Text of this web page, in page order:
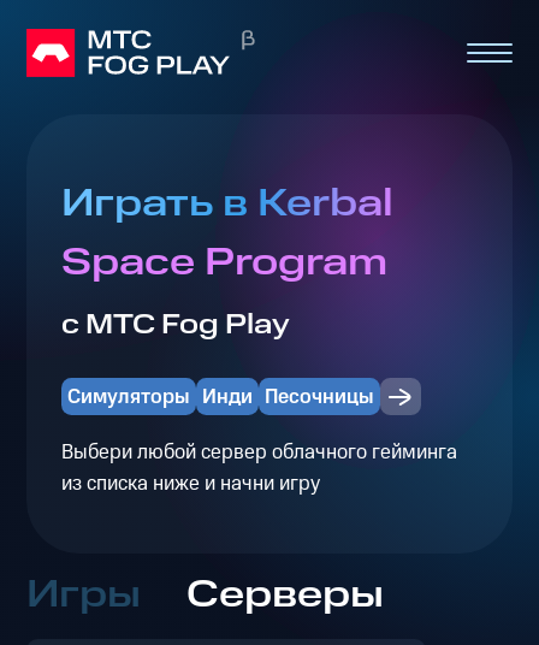
Играть в Kerbal
Space Program
с МТС Fog Play
Симуляторы Инди Песочницы
Выбери любой сервер облачного гейминга
из списка ниже и начни игру
Игры Серверы